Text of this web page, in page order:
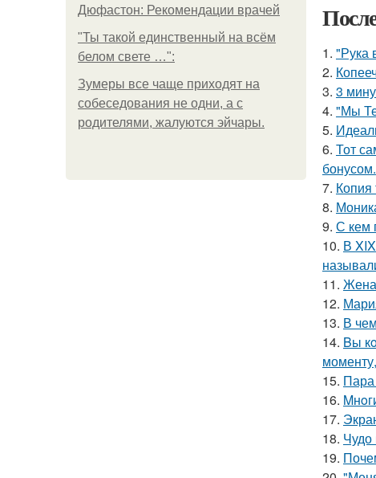
Дюфастон: Рекомендации врачей
"Ты такой единственный на всём
белом свете …":
Зумеры все чаще приходят на
собеседования не одни, а с
родителями, жалуются эйчары.
1. "Рука
2.
3. 3
4. "Мы
5.
6. Тот
бонусом.
7.
8.
9. С кем
10. В
11. Жена
12.
13. В
14. Bы
15. Пара
16.
17.
18. Чудо
19.